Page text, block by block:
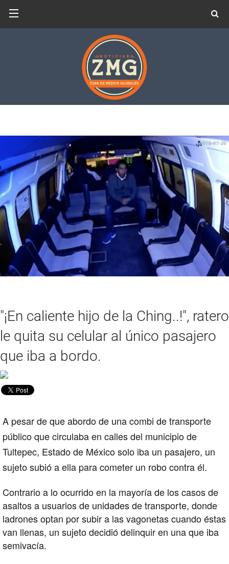
"¡En caliente hijo de la Ching..!", ratero
le quita su celular al único pasajero
que iba a bordo.
A pesar de que abordo de unacombi de transporte
público que circulaba en calles del municipio de
Tultepec, Estado de México solo iba un pasajero, un
sujeto subió a ella para cometer un robo contra él.
Contrario a lo ocurrido en la mayoría de los casos de
asaltos a usuarios de unidades de transporte, donde
ladrones optan por subir a las vagonetas cuando éstas
van llenas, un sujeto decidió delinquir en una que iba
semivacía.